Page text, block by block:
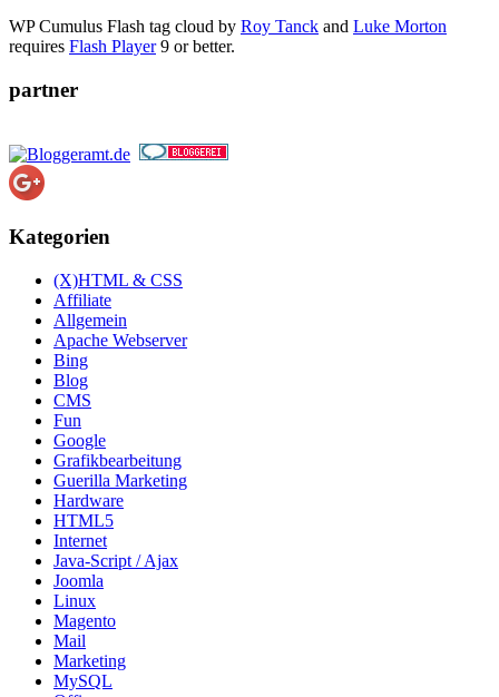
WP Cumulus Flash tag cloud by Roy Tanck and Luke Morton
requires Flash Player9 or better.
partner
Kategorien
(X)HTML & CSS
Affiliate
Allgemein
Apache Webserver
Bing
Blog
CMS
Fun
Google
Grafikbearbeitung
Guerilla Marketing
Hardware
HTML5
Internet
Java-Script / Ajax
Joomla
Linux
Magento
Mail
Marketing
MySQL